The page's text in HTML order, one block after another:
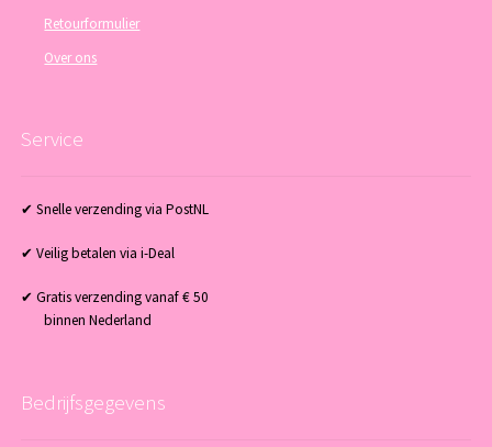
Retourformulier
Over ons
Service
✔ Snelle verzending via PostNL
✔ Veilig betalen via i-Deal
✔ Gratis verzending vanaf € 50
binnen Nederland
Bedrijfsgegevens